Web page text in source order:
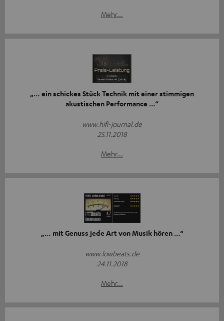
Mehr...
„… ein schickes Stück Technik mit einer stimmigen
akustischen Performance …“
www.hifi-journal.de
25.11.2018
Mehr...
„… mit Genuss jede Art von Musik hören …“
www.lowbeats.de
24.11.2018
Mehr...